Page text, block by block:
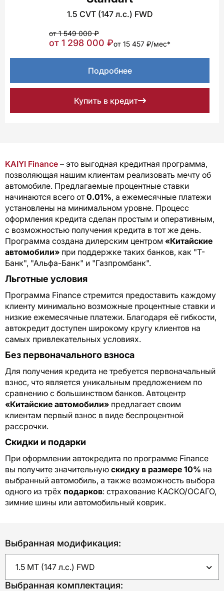
1.5 CVT (147 л.с.) FWD
от 1 549 000 ₽
от 1 298 000 ₽от 15 457 ₽/мес*
Подробнее
Купить в кредит
KAIYI Finance – это выгодная кредитная программа,
позволяющая нашим клиентам реализовать мечту об
автомобиле. Предлагаемые процентные ставки
начинаются всего от0.01%, а ежемесячные платежи
установлены на минимальном уровне. Процесс
оформления кредита сделан простым и оперативным,
с возможностью получения кредита в тот же день.
Программа создана дилерским центром «Китайские
автомобили» при поддержке таких банков, как "Т-
Банк", "Альфа-Банк" и "Газпромбанк".
Льготные условия
Программа Finance стремится предоставить каждому
клиенту минимально возможные процентные ставки и
низкие ежемесячные платежи. Благодаря её гибкости,
автокредит доступен широкому кругу клиентов на
самых привлекательных условиях.
Без первоначального взноса
Для получения кредита не требуется первоначальный
взнос, что является уникальным предложением по
сравнению с большинством банков. Автоцентр
«Китайские автомобили» предлагает своим
клиентам первый взнос в виде беспроцентной
рассрочки.
Скидки и подарки
При оформлении автокредита по программе Finance
вы получите значительную скидку в размере 10% на
выбранный автомобиль, а также возможность выбора
одного из трёх подарков: страхование КАСКО/ОСАГО,
зимние шины или автомобильный коврик.
Выбранная модификация:
Выбранная комплектация: